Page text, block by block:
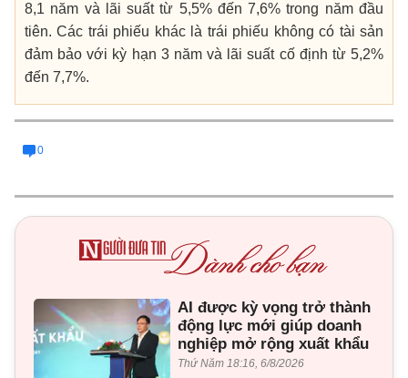
8,1 năm và lãi suất từ 5,5% đến 7,6% trong năm đầu
tiên. Các trái phiếu khác là trái phiếu không có tài sản
đảm bảo với kỳ hạn 3 năm và lãi suất cố định từ 5,2%
đến 7,7%.
0
AI được kỳ vọng trở thành
động lực mới giúp doanh
nghiệp mở rộng xuất khẩu
Thứ Năm 18:16, 6/8/2026